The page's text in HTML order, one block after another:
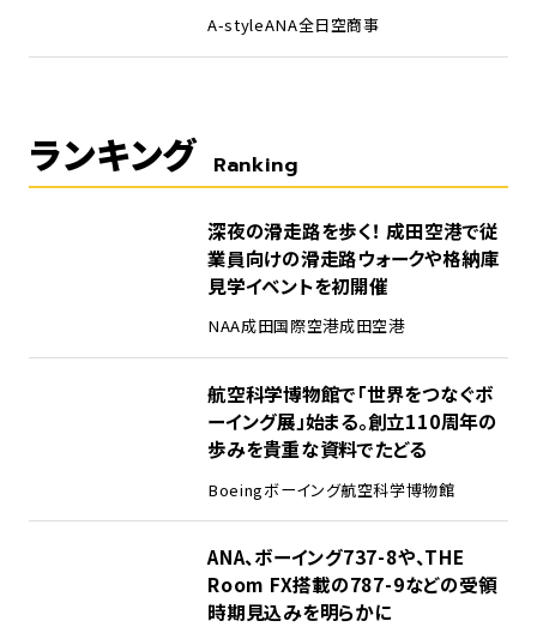
A-styleANA全日空商事
ランキング Ranking
深夜の滑走路を歩く！ 成田空港で従
業員向けの滑走路ウォークや格納庫
見学イベントを初開催
NAA成田国際空港成田空港
航空科学博物館で「世界をつなぐボ
ーイング展」始まる。創立110周年の
歩みを貴重な資料でたどる
Boeingボーイング航空科学博物館
ANA、ボーイング737-8や、THE
Room FX搭載の787-9などの受領
時期見込みを明らかに